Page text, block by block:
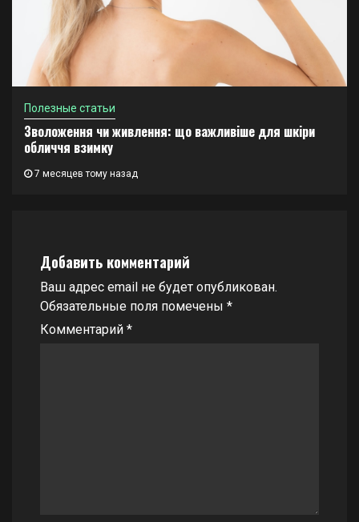
Полезные статьи
Зволоження чи живлення: що важливіше для шкіри
обличчя взимку
7 месяцев тому назад
Добавить комментарий
Ваш адрес email не будет опубликован.
Обязательные поля помечены *
Комментарий *